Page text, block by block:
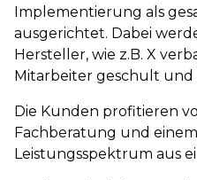
Implementierung als
ausgerichtet. Dabei
Hersteller, wie z.B. X
Mitarbeiter geschult und
Die Kunden profitieren
Fachberatung und
Leistungsspektrum aus